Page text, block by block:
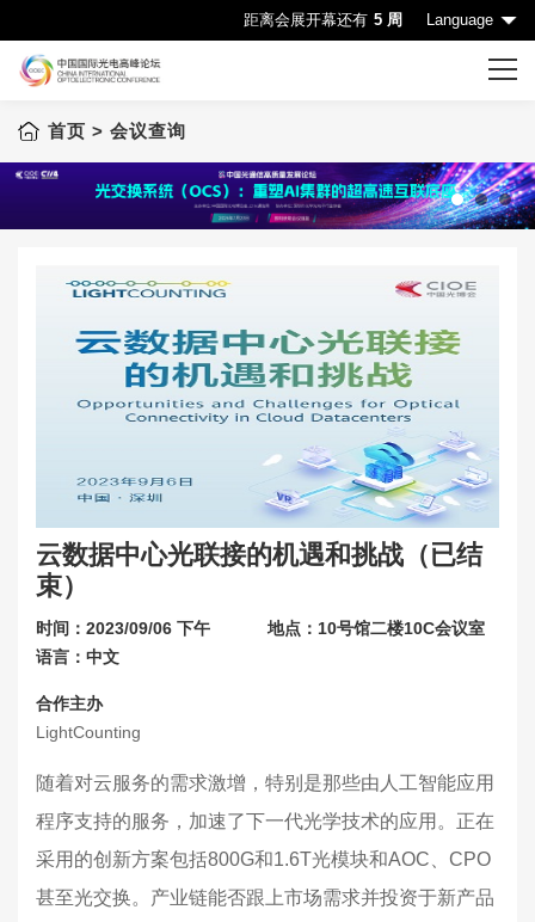
距离会展开幕还有 5 周 Language
首页
CIOE首页
下载中心
联系我们
关于展会
首页 > 会议查询
云数据中心光联接的机遇和挑战（已结
束）
时间：2023/09/06 下午
地点：10号馆二楼10C会议室
语言：中文
合作主办
LightCounting
随着对云服务的需求激增，特别是那些由人工智能应用
程序支持的服务，加速了下一代光学技术的应用。正在
采用的创新方案包括800G和1.6T光模块和AOC、CPO
甚至光交换。产业链能否跟上市场需求并投资于新产品